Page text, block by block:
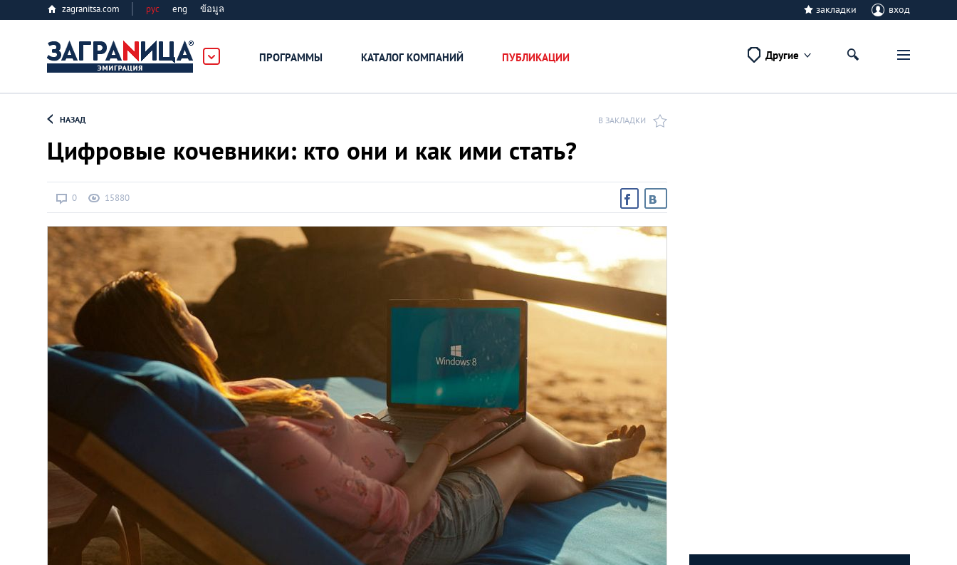
zagranitsa.com рус eng ข้อมูล закладки вход
ПРОГРАММЫ КАТАЛОГ КОМПАНИЙ ПУБЛИКАЦИИ
Все страны
Болгария
Великобритания
Венгрия
Германия
Греция
Казахстан
Канада
Другие
НАЗАД В ЗАКЛАДКИ
Цифровые кочевники: кто они и как ими стать?
0 15880